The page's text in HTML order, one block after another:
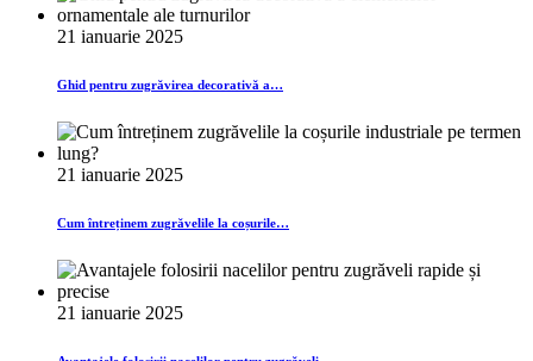
21 ianuarie 2025
Ghid pentru zugrăvirea decorativă a…
21 ianuarie 2025
Cum întreținem zugrăvelile la coșurile…
21 ianuarie 2025